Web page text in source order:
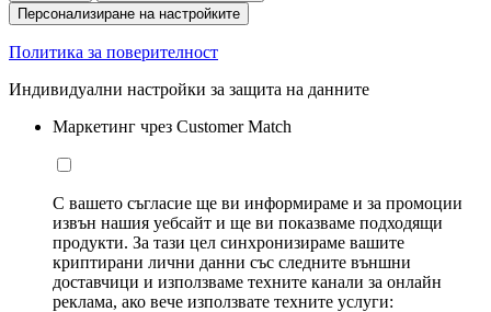
Персонализиране на настройките
Политика за поверителност
Индивидуални настройки за защита на данните
Маркетинг чрез Customer Match
С вашето съгласие ще ви информираме и за промоции
извън нашия уебсайт и ще ви показваме подходящи
продукти. За тази цел синхронизираме вашите
криптирани лични данни със следните външни
доставчици и използваме техните канали за онлайн
реклама, ако вече използвате техните услуги: